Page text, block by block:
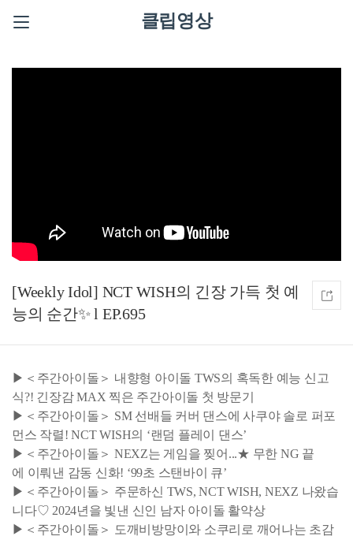
클립영상
[Weekly Idol] NCT WISH의 긴장 가득 첫 예
능의 순간✨ l EP.695
▶＜주간아이돌＞ 내향형 아이돌 TWS의 혹독한 예능 신고
식?! 긴장감 MAX 찍은 주간아이돌 첫 방문기
▶＜주간아이돌＞ SM 선배들 커버 댄스에 사쿠야 솔로 퍼포
먼스 작렬! NCT WISH의 ‘랜덤 플레이 댄스’
▶＜주간아이돌＞ NEXZ는 게임을 찢어...★ 무한 NG 끝
에 이뤄낸 감동 신화! ‘99초 스탠바이 큐’
▶＜주간아이돌＞ 주문하신 TWS, NCT WISH, NEXZ 나왔습
니다♡ 2024년을 빛낸 신인 남자 아이돌 활약상
▶＜주간아이돌＞ 도깨비방망이와 소쿠리로 깨어나는 초감